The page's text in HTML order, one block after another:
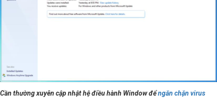
Cần thường xuyên cập nhật hệ điều hành Window đểngăn chặn virus